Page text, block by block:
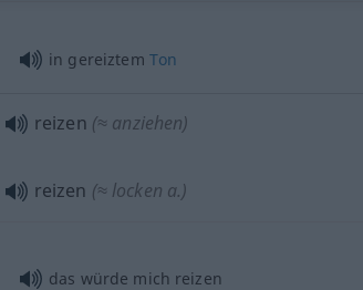
in gereiztem Ton
reizen (≈ anziehen)
reizen (≈ locken a.)
das würde mich reizen